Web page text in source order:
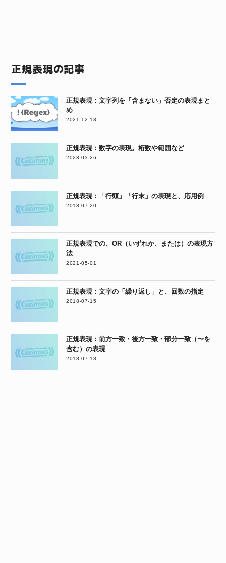
正規表現の記事
正規表現：文字列を「含まない」否定の表現まと
め
2021-12-18
正規表現：数字の表現。桁数や範囲など
2023-03-26
正規表現：「行頭」「行末」の表現と、応用例
2018-07-20
正規表現での、OR（いずれか、または）の表現方
法
2021-05-01
正規表現：文字の「繰り返し」と、回数の指定
2018-07-15
正規表現：前方一致・後方一致・部分一致（〜を
含む）の表現
2018-07-18